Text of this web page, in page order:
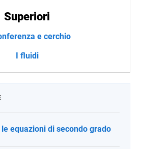
Superiori
e cerchio
I fluidi
equazioni di secondo grado